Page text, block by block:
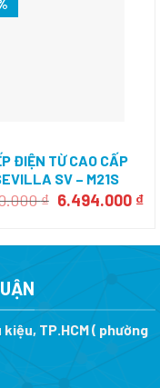
ĐIỆN TỪ CAO CẤP
SV – M21S
₫ Giá
9.990.000 ₫.
6.494.000 ₫
là:
TP.HCM ( phường